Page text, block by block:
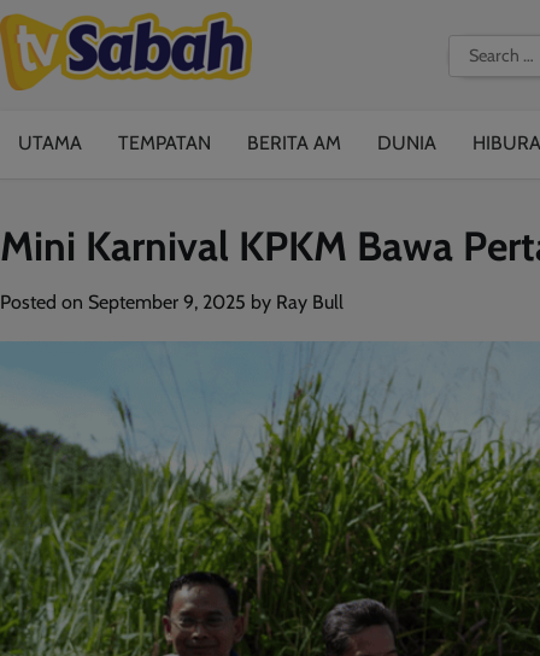
Skip
to
content
Search
for:
UTAMA TEMPATAN BERITA AM DUNIA
Mini Karnival KPKM Bawa
Posted on September 9, 2025 by Ray Bull